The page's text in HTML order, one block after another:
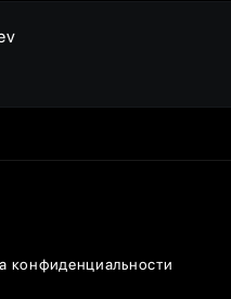
конфиденциальности